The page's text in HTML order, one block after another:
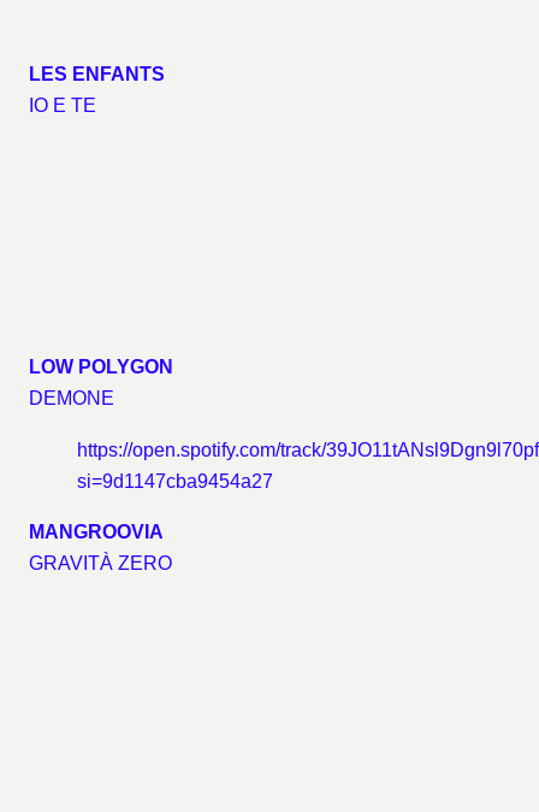
LES ENFANTS
IO E TE
LOW POLYGON
DEMONE
https://open.spotify.com/track/
si=9d1147cba9454a27
MANGROOVIA
GRAVITÀ ZERO